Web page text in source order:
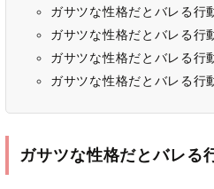
ガサツな性格だとバレる
ガサツな性格だとバレる
ガサツな性格だとバレる
ガサツな性格だとバレる
ガサツな性格だとバレ